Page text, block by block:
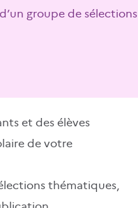
groupe de sélections
et des élèves
de votre
thématiques,